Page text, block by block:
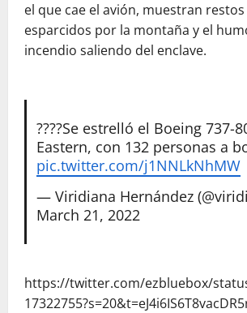
el que cae el avión, muestran
esparcidos por la montaña y el
incendio saliendo del enclave.
????Se estrelló el Boeing 737-
Eastern, con 132 personas a
pic.twitter.com/j1NNLkNhMW
— Viridiana Hernández
March 21, 2022
https://twitter.com/ezbluebox/